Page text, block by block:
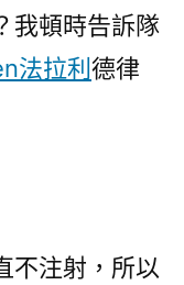
頓時告訴隊
法拉利 德律
注射，所以